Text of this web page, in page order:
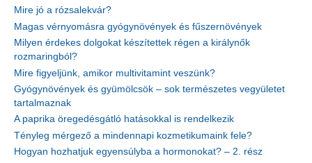
Mire jó a rózsalekvár?
Magas vérnyomásra gyógynövények és fűszernövények
Milyen érdekes dolgokat készítettek régen a királynők
rozmaringból?
Mire figyeljünk, amikor multivitamint veszünk?
Gyógynövények és gyümölcsök – sok természetes vegyületet
tartalmaznak
A paprika öregedésgátló hatásokkal is rendelkezik
Tényleg mérgező a mindennapi kozmetikumaink fele?
Hogyan hozhatjuk egyensúlyba a hormonokat? – 2. rész